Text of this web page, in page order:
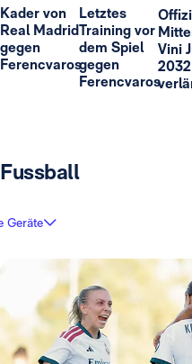
Kader von
Real Madrid
gegen
Ferencvaros
Letztes
Training vor
dem Spiel
gegen
Ferencvaros
Vini
2032
Fussball
Geräte